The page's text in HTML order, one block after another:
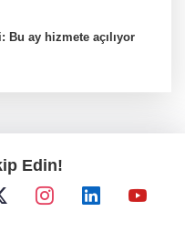
Bu ay hizmete açılıyor
Edin!